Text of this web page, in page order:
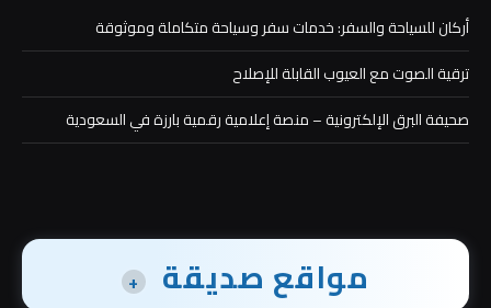
أركان للسياحة والسفر: خدمات سفر وسياحة متكاملة وموثوقة
ترقية الصوت مع العيوب القابلة للإصلاح
صحيفة البرق الإلكترونية – منصة إعلامية رقمية بارزة في السعودية
مواقع صديقة +